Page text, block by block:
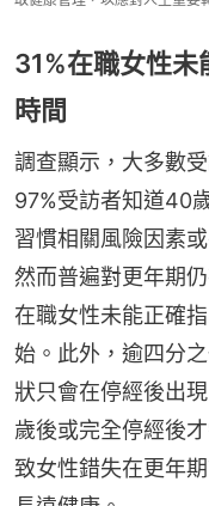
31%在職女性未
時間
調查顯示，大多數
97%受訪者知道40
習慣相關風險因素
然而普遍對更年期
在職女性未能正確
始。此外，逾四分
狀只會在停經後出
歲後或完全停經後
致女性錯失在更年